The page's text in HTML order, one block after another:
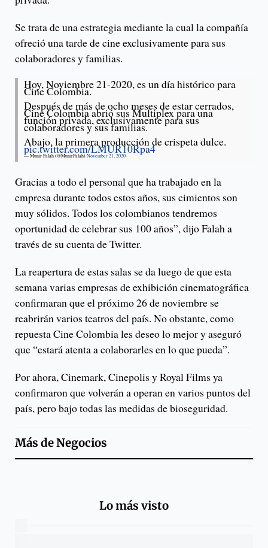
Se trata de una estrategia mediante la cual la compañía
ofreció una tarde de cine exclusivamente para sus
colaboradores y familias.
Hoy, Noviembre 21-2020, es un día histórico para
Cine Colombia.
Después de más de ocho meses de estar cerrados,
Cine Colombia abrió sus Multiplex para una
función privada, exclusivamente para sus
colaboradores y sus familias.
Abajo, la primera producción de crispeta dulce.
pic.twitter.com/LMUR10Rpa4
— Munir Falah (@MunirFalah) November 21, 2020
Gracias a todo el personal que ha trabajado en la
empresa durante todos estos años, sus cimientos son
muy sólidos. Todos los colombianos tendremos
oportunidad de celebrar sus 100 años”, dijo Falah a
través de su cuenta de Twitter.
La reapertura de estas salas se da luego de que esta
semana varias empresas de exhibición cinematográfica
confirmaran que el próximo 26 de noviembre se
reabrirán varios teatros del país. No obstante, como
repuesta Cine Colombia les deseo lo mejor y aseguró
que “estará atenta a colaborarles en lo que pueda”.
Por ahora, Cinemark, Cinepolis y Royal Films ya
confirmaron que volverán a operan en varios puntos del
país, pero bajo todas las medidas de bioseguridad.
Más deNegocios
Lo más visto